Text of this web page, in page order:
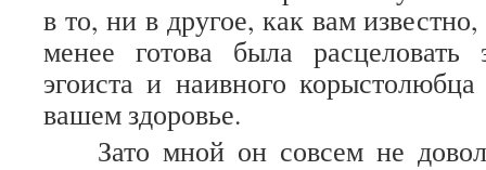
в то, ни в другое, как вам
менее готова была расцеловать
эгоиста и наивного
вашем здоровье.
Зато мной он совсем не